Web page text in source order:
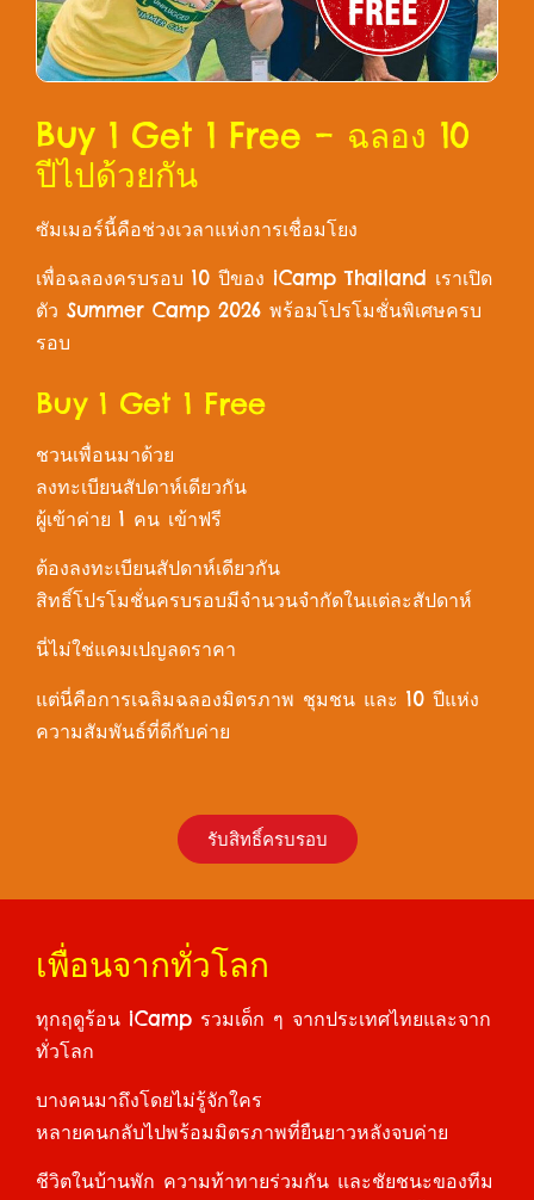
Buy 1 Get 1 Free – ฉลอง 10
ปีไปด้วยกัน
ซัมเมอร์นี้คือช่วงเวลาแห่งการเชื่อมโยง
เพื่อฉลองครบรอบ 10 ปีของ iCamp Thailand เราเปิด
ตัว Summer Camp 2026 พร้อมโปรโมชั่นพิเศษครบ
รอบ
Buy 1 Get 1 Free
ชวนเพื่อนมาด้วย
ลงทะเบียนสัปดาห์เดียวกัน
ผู้เข้าค่าย 1 คน เข้าฟรี
ต้องลงทะเบียนสัปดาห์เดียวกัน
สิทธิ์โปรโมชั่นครบรอบมีจำนวนจำกัดในแต่ละสัปดาห์
นี่ไม่ใช่แคมเปญลดราคา
แต่นี่คือการเฉลิมฉลองมิตรภาพ ชุมชน และ 10 ปีแห่ง
ความสัมพันธ์ที่ดีกับค่าย
รับสิทธิ์ครบรอบ
เพื่อนจากทั่วโลก
ทุกฤดูร้อน iCamp รวมเด็ก ๆ จากประเทศไทยและจาก
ทั่วโลก
บางคนมาถึงโดยไม่รู้จักใคร
หลายคนกลับไปพร้อมมิตรภาพที่ยืนยาวหลังจบค่าย
ชีวิตในบ้านพัก ความท้าทายร่วมกัน และชัยชนะของทีม